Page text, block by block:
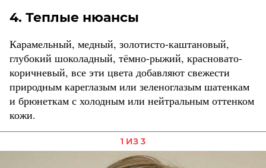
4. Теплые нюансы
Карамельный, медный, золотисто-каштановый,
глубокий шоколадный, тёмно-рыжий, красновато-
коричневый, все эти цвета добавляют свежести
природным кареглазым или зеленоглазым шатенкам
и брюнеткам с холодным или нейтральным оттенком
кожи.
1 ИЗ 3